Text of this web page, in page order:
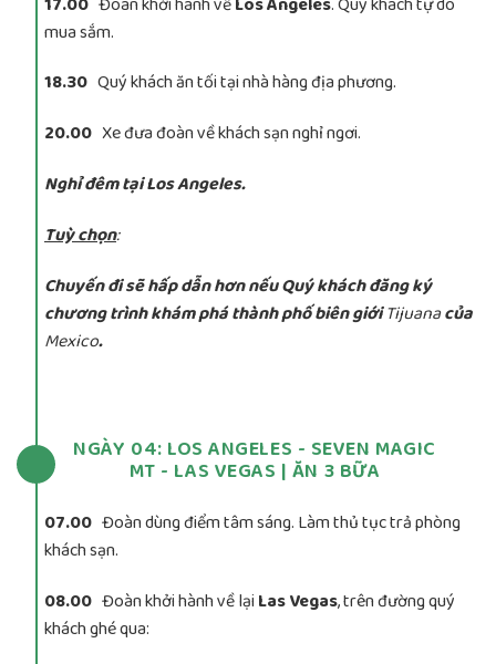
mua sắm.
18.30 Quý khách ăn tối tại nhà hàng địa phương.
20.00 Xe đưa đoàn về khách sạn nghỉ ngơi.
Nghỉ đêm tại Los Angeles.
Tuỳ chọn:
Chuyến đi sẽ hấp dẫn hơn nếu Quý khách đăng ký
chương trình khám phá thành phố biên giớiTijuanacủa
Mexico.
NGÀY 04: LOS ANGELES - SEVEN MAGIC
MT - LAS VEGAS | ĂN 3 BỮA
07.00 Đoàn dùng điểm tâm sáng. Làm thủ tục trả phòng
khách sạn.
08.00 Đoàn khởi hành về lại Las Vegas, trên đường quý
khách ghé qua: